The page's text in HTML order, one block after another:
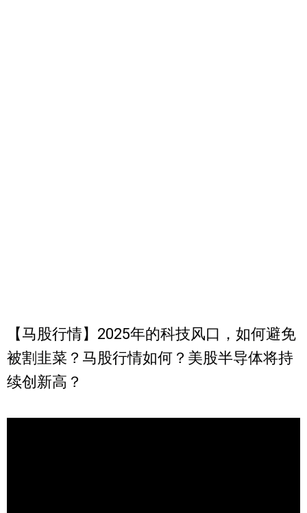
【马股行情】2025年的科技风口，如何避免
被割韭菜？马股行情如何？美股半导体将持
续创新高？